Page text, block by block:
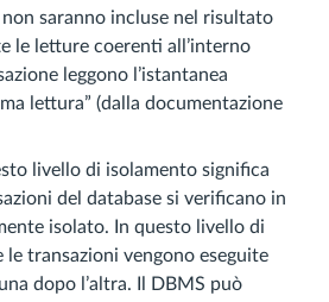
saranno incluse nel risultato
le letture coerenti all’interno
leggono l’istantanea
lettura” (dalla documentazione
livello di isolamento significa
del database si verificano in
isolato. In questo livello di
transazioni vengono eseguite
dopo l’altra. Il DBMS può